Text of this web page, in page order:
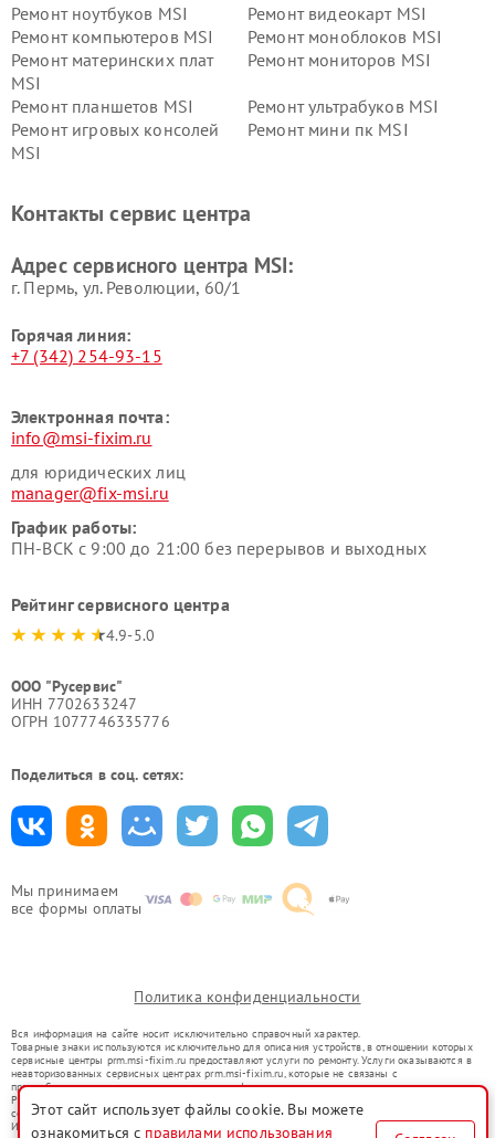
Мы принимаем
все формы оплаты
Ремонт ноутбуков MSI
Ремонт видеокарт MSI
Ремонт компьютеров MSI
Ремонт моноблоков MSI
Ремонт материнских плат
MSI
Ремонт мониторов MSI
Ремонт планшетов MSI
Ремонт ультрабуков MSI
Ремонт игровых консолей
MSI
Ремонт мини пк MSI
Контакты сервис центра
Адрес сервисного центра MSI:
г. Пермь, ул. ​Революции, 60/1
Горячая линия:
+7 (342) 254-93-15
Электронная почта:
info@msi-fixim.ru
для юридических лиц
manager@fix-msi.ru
График работы:
ПН-ВСК с 9:00 до 21:00 без перерывов и выходных
Рейтинг сервисного центра
4.9-5.0
ООО "Русервис"
ИНН 7702633247
ОГРН 1077746335776
Поделиться в соц. сетях:
Политика конфиденциальности
Вся информация на сайте носит исключительно справочный характер.
Товарные знаки используются исключительно для описания устройств, в отношении которых
сервисные центры prm.msi-fixim.ru предоставляют услуги по ремонту. Услуги оказываются в
неавторизованных сервисных центрах prm.msi-fixim.ru, которые не связаны с
правообладателями товарных знаков или их официальными представителями.
Ремонт осуществляется для устройств, уже введенных в гражданский оборот в соответствии
со статьей 1487 ГК РФ.
Использование товарных знаков не преследует цели индивидуализации услуг или введения
Этот сайт использует файлы cookie. Вы можете
ознакомиться с правилами использования